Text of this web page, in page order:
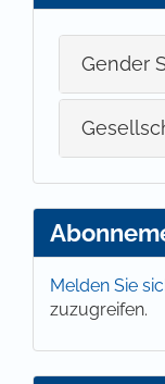
Gender
Melden Sie
zuzugreifen.